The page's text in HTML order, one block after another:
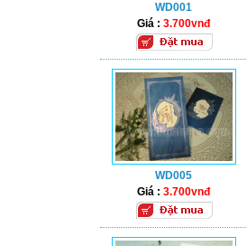
WD001
Giá :3.700vnđ
WD005
Giá :3.700vnđ